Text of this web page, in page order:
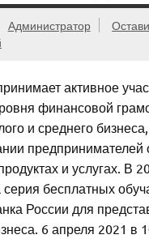
Администратор
активное
финансовой
и среднего
предпринимателей
и услугах. В
серия бесплатных
России для
6 апреля 2021 в